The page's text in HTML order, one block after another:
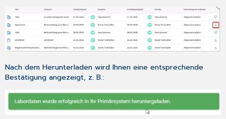
Nach dem Herunterladen wird Ihnen eine entsprechende
Bestätigung angezeigt, z. B.: